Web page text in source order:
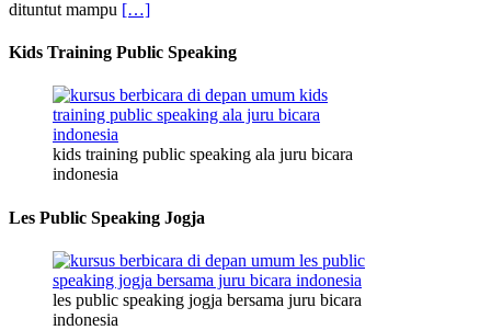
dituntut mampu […]
Kids Training Public Speaking
kids training public speaking ala juru bicara
indonesia
Les Public Speaking Jogja
les public speaking jogja bersama juru bicara
indonesia